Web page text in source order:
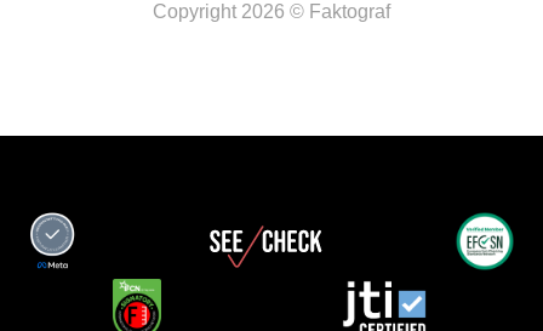
Copyright 2026 © Faktograf